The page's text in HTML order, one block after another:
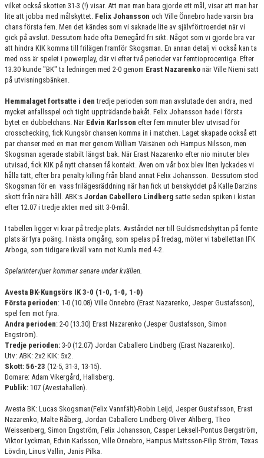
vilket också skotten 31-3 (!) visar. Att man man bara gjorde ett mål, visar att man har
lite att jobba med målskyttet. Felix Johansson och Ville Önnebro hade varsin bra
chans första fem. Men det kändes som vi saknade lite av självförtroendet när vi
gick på avslut. Dessutom hade ofta Demegård fri sikt. Något som vi gjorde bra var
att hindra KIK komma till frilägen framför Skogsman. En annan detalj vi också kan ta
med oss är spelet i powerplay, där vi efter två perioder var femtioprocentiga. Efter
13.30 kunde "BK" ta ledningen med 2-0 genom Erast Nazarenko när Ville Niemi satt
på utvisningsbänken.
Hemmalaget fortsatte i dentredje perioden som man avslutade den andra, med
mycket anfallsspel och tight uppträdande bakåt. Felix Johansson hade i första
bytet en dubbelchans. När Edvin Karlsson efter fem minuter blev utvisad för
crosschecking, fick Kungsör chansen komma in i matchen. Laget skapade också ett
par chanser med en man mer genom William Väisänen och Hampus Nilsson, men
Skogsman agerade stabilt längst bak. När Erast Nazarenko efter nio minuter blev
utvisad, fick KIK på nytt chansen få kontakt. Även om vår box blev liten lyckades vi
hålla tätt, efter bra penalty killing från bland annat Felix Johansson. Dessutom stod
Skogsman för en vass frilägesräddning när han fick ut benskyddet på Kalle Darzins
skott från nära håll. ABK:s Jordan Cabellero Lindberg satte sedan spiken i kistan
efter 12.07 i tredje akten med sitt 3-0-mål.
I tabellen ligger vi kvar på tredje plats. Avståndet ner till Guldsmedshyttan på femte
plats är fyra poäng. I nästa omgång, som spelas på fredag, möter vi tabellettan IFK
Arboga, som tidigare ikväll vann mot Kumla med 4-2.
Spelarintervjuer kommer senare under kvällen.
Avesta BK-Kungsörs IK 3-0 (1-0, 1-0, 1-0)
Första perioden: 1-0 (10.08) Ville Önnebro (Erast Nazarenko, Jesper Gustafsson),
spel fem mot fyra.
Andra perioden: 2-0 (13.30) Erast Nazarenko (Jesper Gustafsson, Simon
Engström).
Tredje perioden: 3-0 (12.07) Jordan Caballero Lindberg (Erast Nazarenko).
Utv: ABK: 2x2 KIK: 5x2.
Skott: 56-23 (12-5, 31-3, 13-15).
Domare: Adam Vikergård, Hallsberg.
Publik: 107 (Avestahallen).
Avesta BK: Lucas Skogsman(Felix Vannfält)-Robin Leijd, Jesper Gustafsson, Erast
Nazarenko, Malte Råberg, Jordan Caballero Lindberg-Oliver Ahlberg, Theo
Weissenberg, Simon Engström, Felix Johansson, Casper Leksell-Pontus Bergström,
Viktor Lyckman, Edvin Karlsson, Ville Önnebro, Hampus Mattsson-Filip Ström, Texas
Lövdin, Linus Vallin, Janis Pilka.